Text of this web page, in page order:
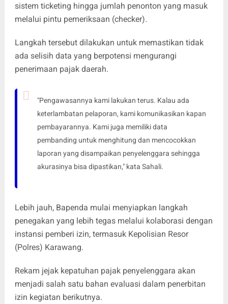
sistem ticketing hingga jumlah penonton yang masuk
melalui pintu pemeriksaan (checker).
Langkah tersebut dilakukan untuk memastikan tidak
ada selisih data yang berpotensi mengurangi
penerimaan pajak daerah.
"Pengawasannya kami lakukan terus. Kalau ada
keterlambatan pelaporan, kami komunikasikan kapan
pembayarannya. Kami juga memiliki data
pembanding untuk menghitung dan mencocokkan
laporan yang disampaikan penyelenggara sehingga
akurasinya bisa dipastikan," kata Sahali.
Lebih jauh, Bapenda mulai menyiapkan langkah
penegakan yang lebih tegas melalui kolaborasi dengan
instansi pemberi izin, termasuk Kepolisian Resor
(Polres) Karawang.
Rekam jejak kepatuhan pajak penyelenggara akan
menjadi salah satu bahan evaluasi dalam penerbitan
izin kegiatan berikutnya.